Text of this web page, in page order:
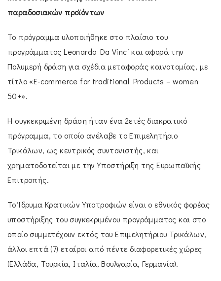
παραδοσιακών προϊόντων
Το πρόγραμμα υλοποιήθηκε στο πλαίσιο του
προγράμματος Leonardo Da Vinci και αφορά την
Πολυμερή δράση για σχέδια μεταφοράς καινοτομίας, με
τίτλο «E-commerce for traditional Products – women
50+».
Η συγκεκριμένη δράση ήταν ένα 2ετές διακρατικό
πρόγραμμα, το οποίο ανέλαβε το Επιμελητήριο
Τρικάλων, ως κεντρικός συντονιστής, και
χρηματοδοτείται με την Υποστήριξη της Ευρωπαϊκής
Επιτροπής.
Το Ίδρυμα Κρατικών Υποτροφιών είναι ο εθνικός φορέας
υποστήριξης του συγκεκριμένου προγράμματος και στο
οποίο συμμετέχουν εκτός του Επιμελητήριου Τρικάλων,
άλλοι επτά (7) εταίροι από πέντε διαφορετικές χώρες
(Ελλάδα, Τουρκία, Ιταλία, Βουλγαρία, Γερμανία).